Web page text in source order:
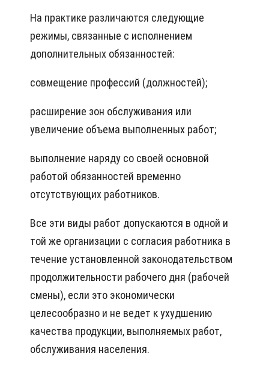
На практике различаются следующие
режимы, связанные с исполнением
дополнительных обязанностей:
совмещение профессий (должностей);
расширение зон обслуживания или
увеличение объема выполненных работ;
выполнение наряду со своей основной
работой обязанностей временно
отсутствующих работников.
Все эти виды работ допускаются в одной и
той же организации с согласия работника в
течение установленной законодательством
продолжительности рабочего дня (рабочей
смены), если это экономически
целесообразно и не ведет к ухудшению
качества продукции, выполняемых работ,
обслуживания населения.